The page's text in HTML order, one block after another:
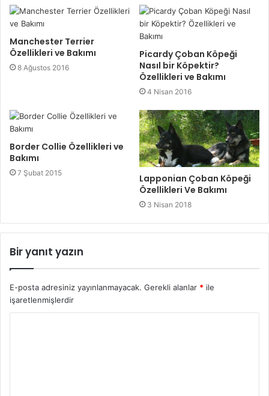
Manchester Terrier
Özellikleri ve Bakımı
8 Ağustos 2016
Picardy Çoban Köpeği
Nasıl bir Köpektir?
Özellikleri ve Bakımı
4 Nisan 2016
Border Collie Özellikleri ve
Bakımı
7 Şubat 2015
Lapponian Çoban Köpeği
Özellikleri Ve Bakımı
3 Nisan 2018
Bir yanıt yazın
E-posta adresiniz yayınlanmayacak. Gerekli alanlar * ile
işaretlenmişlerdir